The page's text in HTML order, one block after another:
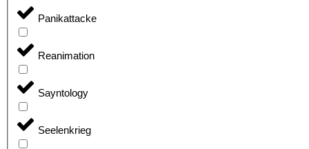
Panikattacke
Reanimation
Sayntology
Seelenkrieg